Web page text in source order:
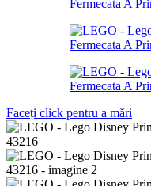
Faceți click pentru a mări